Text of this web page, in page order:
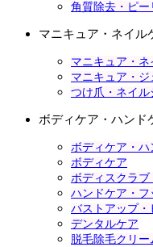
角質除去・ピー
マニキュア・ネイル
マニキュア・
マニキュア・
つけ爪・ネイル
ボディケア・ハンド
ボディケア・
ボディケア
ボディスクラブ
ハンドケア・フ
バストアップ・
デンタルケア
脱毛除毛クリー